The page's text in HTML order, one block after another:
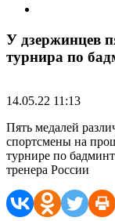
У дзержинцев
турнира по
14.05.22 11:13
Пять медалей
спортсмены на
турнире по
тренера России